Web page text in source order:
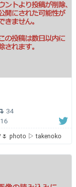
34
🌷 photo ▷ takenoko